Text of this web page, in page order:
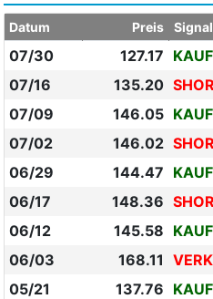
Datum Preis Signal
07/30 127.17 KAUF
07/16
135.20
07/09
146.05 KAUF
07/02
146.02
06/29
144.47 KAUF
06/17
148.36
06/12
145.58 KAUF
06/03
168.11
05/21
137.76 KAUF